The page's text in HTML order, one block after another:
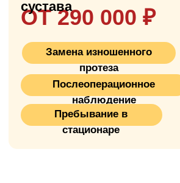
Протез состоит из металлической ножки
(обычно титановой), которая вставляется в
протеза (металл, керамика или их
сочетание), которая входит в контакт с
впадиной лопатки или специальной
керамической/пластиковой чашкой при
тотальном протезировании.
Это менее распространённая операция,
чем замена коленного или тазобедренного
клиники и хирурга результаты отличные: